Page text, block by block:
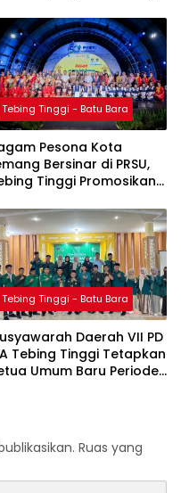
Tebing Tinggi - Batu Bara
Pesona Kota
Bersinar di PRSU,
Tinggi Promosikan
Tebing Tinggi - Batu Bara
Daerah VII PD
Tebing Tinggi Tetapkan
Umum Baru Periode
Ruas yang